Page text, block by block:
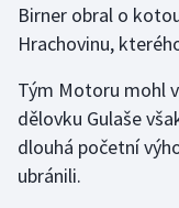
Plážový volejbal
Ragby
Rychlobruslení
Rychlostní
Birner obral o
Hrachovinu,
Tým Motoru mohl
dělovku Gulaše
dlouhá početní
ubránili.